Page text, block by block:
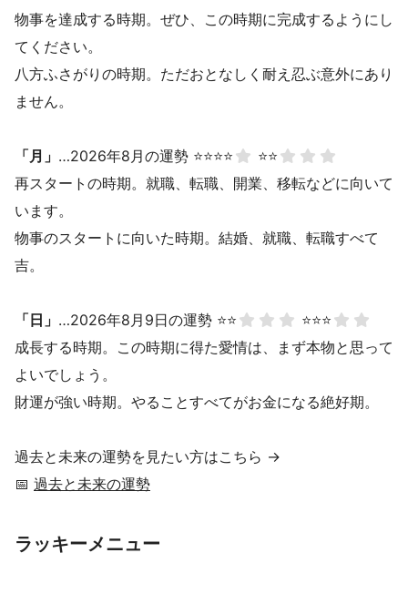
物事を達成する時期。ぜひ、この時期に完成するようにし
てください。
八方ふさがりの時期。ただおとなしく耐え忍ぶ意外にあり
ません。
「月」 …2026年8月の運勢 ⭐⭐⭐⭐
⭐⭐
再スタートの時期。就職、転職、開業、移転などに向いて
います。
物事のスタートに向いた時期。結婚、就職、転職すべて
吉。
「日」 …2026年8月9日の運勢 ⭐⭐
⭐⭐⭐
成長する時期。この時期に得た愛情は、まず本物と思って
よいでしょう。
財運が強い時期。やることすべてがお金になる絶好期。
過去と未来の運勢を見たい方はこちら →
📅 過去と未来の運勢
ラッキーメニュー